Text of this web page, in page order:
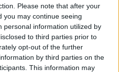
Please note that after your
you may continue seeing
personal information utilized by
to third parties prior to
opt-out of the further
by third parties on the
This information may
megfizethető hely a
soha nem fog csillagot